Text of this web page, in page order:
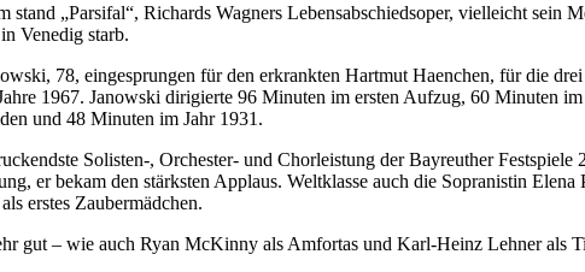
„Parsifal“, Richards Wagners Lebensabschiedsoper, vielleicht
Venedig starb.
78, eingesprungen für den erkrankten Hartmut Haenchen, für die
1967. Janowski dirigierte 96 Minuten im ersten Aufzug, 60 Minuten
und 48 Minuten im Jahr 1931.
Solisten-, Orchester- und Chorleistung der Bayreuther
er bekam den stärksten Applaus. Weltklasse auch die Sopranistin
erstes Zaubermädchen.
gut – wie auch Ryan McKinny als Amfortas und Karl-Heinz Lehner als